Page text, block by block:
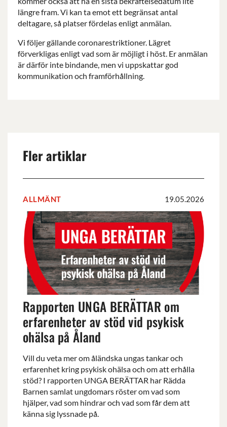
längre fram. Vi kan ta emot ett begränsat antal
deltagare, så platser fördelas enligt anmälan.
Vi följer gällande coronarestriktioner. Lägret
förverkligas enligt vad som är möjligt i höst. Er anmälan
är därför inte bindande, men vi uppskattar god
kommunikation och framförhållning.
Fler artiklar
ALLMÄNT 19.05.2026
Rapporten
UNGA
BERÄTTAR
om
erfarenheter
av
stöd
vid
psykisk
ohälsa
på
Åland
Rapporten UNGA BERÄTTAR om
erfarenheter av stöd vid psykisk
ohälsa på Åland
Vill du veta mer om åländska ungas tankar och
erfarenhet kring psykisk ohälsa och om att erhålla
stöd? I rapporten UNGA BERÄTTAR har Rädda
Barnen samlat ungdomars röster om vad som
hjälper, vad som hindrar och vad som får dem att
känna sig lyssnade på.